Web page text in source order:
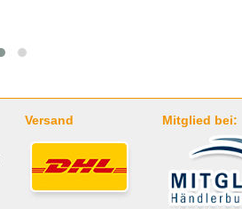
Versand Mitglied bei: